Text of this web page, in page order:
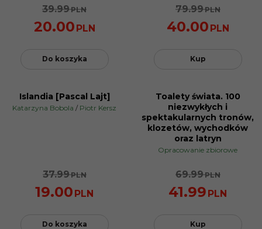
39.99PLN
20.00 PLN
Do koszyka
79.99PLN
40.00 PLN
Kup
PROMOCJA
Islandia [Pascal Lajt]
Katarzyna Bobola / Piotr Kersz
37.99PLN
19.00 PLN
Do koszyka
NOWOŚĆ
PROMOCJA
Toalety świata. 100
niezwykłych i
spektakularnych tronów,
klozetów, wychodków
oraz latryn
Opracowanie zbiorowe
69.99PLN
41.99 PLN
Kup